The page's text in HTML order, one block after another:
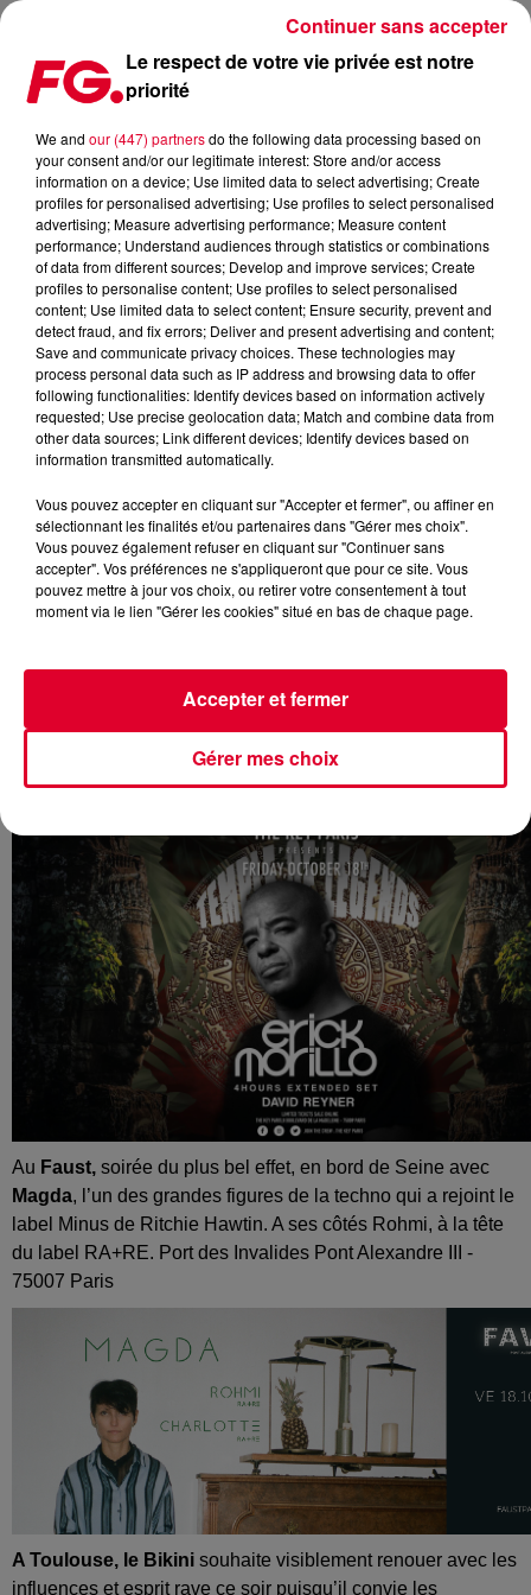
MEILLEURS PLANS CLUBBING DU WEEK-END : 18 & 19
Publié : 18 octobre 2019 à 6h16 par Antony Harari
A Paris, le club The Keycréé l’évènement house du week-
Erick Morilloderrière les platines pour quatre
heures d’Extended Set. Oui, vous avez bien compris, Erick
Morillo, le mythe vivant de la house music !
Prévente 12€ - 8 Boulevard de la Madeleine, 75009 Paris
Au Faust, soirée du plus bel effet, en bord de Seine avec
Magda, l’un des grandes figures de la techno qui a rejoint le
label Minus de Ritchie Hawtin. A ses côtés Rohmi, à la tête
du label RA+RE. Port des Invalides Pont Alexandre III -
75007 Paris
A Toulouse, le Bikini souhaite visiblement renouer avec les
influences et esprit rave ce soir puisqu’il convie les
Le respect de votre vie privée est notre
priorité
We and our (447) partnersdo the following data processing based on
your consent and/or our legitimate interest: Store and/or access
information on a device; Use limited data to select advertising; Create
profiles for personalised advertising; Use profiles to select personalised
advertising; Measure advertising performance; Measure content
performance; Understand audiences through statistics or combinations
of data from different sources; Develop and improve services; Create
profiles to personalise content; Use profiles to select personalised
content; Use limited data to select content; Ensure security, prevent and
detect fraud, and fix errors; Deliver and present advertising and content;
Save and communicate privacy choices. These technologies may
process personal data such as IP address and browsing data to offer
following functionalities: Identify devices based on information actively
requested; Use precise geolocation data; Match and combine data from
other data sources; Link different devices; Identify devices based on
information transmitted automatically.
Vous pouvez accepter en cliquant sur "Accepter et fermer", ou affiner en
sélectionnant les finalités et/ou partenaires dans "Gérer mes choix".
Vous pouvez également refuser en cliquant sur "Continuer sans
accepter". Vos préférences ne s'appliqueront que pour ce site. Vous
pouvez mettre à jour vos choix, ou retirer votre consentement à tout
moment via le lien "Gérer les cookies" situé en bas de chaque page.
Gérer mes choix
Accepter et fermer
Continuer sans accepter